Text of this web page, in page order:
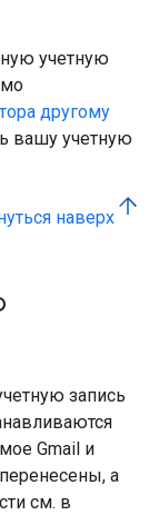
учетную
другому
вашу учетную
наверх
запись
Gmail и
а
см. в